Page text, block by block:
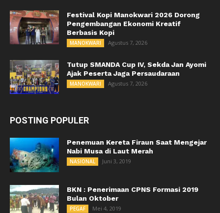
Festival Kopi Manokwari 2026 Dorong
Pengembangan Ekonomi Kreatif
Berbasis Kopi
MANOKWARI Agustus 7, 2026
Tutup SMANDA Cup IV, Sekda Jan Ayomi
Ajak Peserta Jaga Persaudaraan
MANOKWARI Agustus 7, 2026
POSTING POPULER
Penemuan Kereta Firaun Saat Mengejar
Nabi Musa di Laut Merah
NASIONAL Juni 3, 2019
BKN : Penerimaan CPNS Formasi 2019
Bulan Oktober
PEGAF Mei 4, 2019